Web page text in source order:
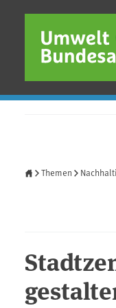
Direkt zum Inhalt
Direkt zum
Direkt zur Fußzeile
Themen